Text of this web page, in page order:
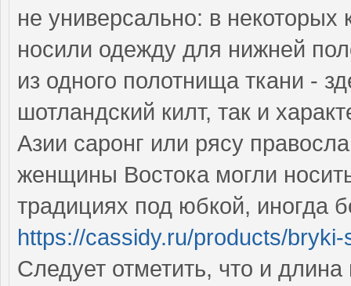
не универсально: в
носили одежду для нижней
из одного полотнища ткани -
шотландский килт, так и
Азии саронг или рясу
женщины Востока могли
традициях под юбкой, иногда
https://cassidy.ru/products/
Следует отметить, что и